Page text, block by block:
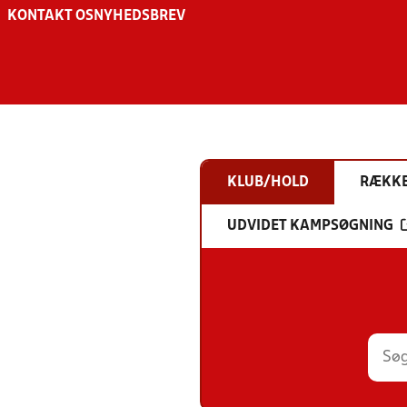
KONTAKT OS NYHEDSBREV
KLUB/HOLD
UDVIDET KAMPSØGNING